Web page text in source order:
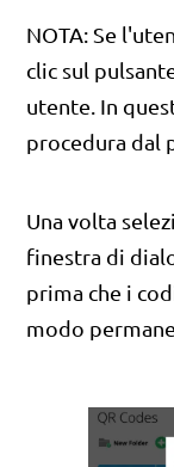
NOTA: Se
clic sul
utente. In
procedura dal
Una volta
finestra di
prima che i
modo